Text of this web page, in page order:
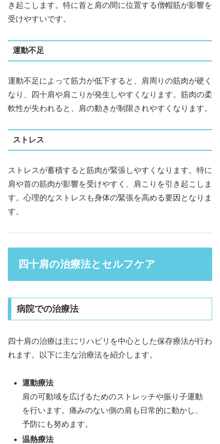
き起こします。特に首と肩の間に位置する僧帽筋が影響を
受けやすいです。
運動不足
運動不足によって筋力が低下すると、肩周りの筋肉が硬く
なり、四十肩や肩こりが発生しやすくなります。筋肉の柔
軟性が失われると、肩の動きが制限されやすくなります。
ストレス
ストレスが蓄積すると筋肉が緊張しやすくなります。特に
肩や首の筋肉が影響を受けやすく、肩こりを引き起こしま
す。心理的なストレスも身体の緊張を高める要因となりま
す。
四十肩の治療法とセルフケア
病院での治療法
四十肩の治療は主にリハビリを中心とした保存療法が行わ
れます。以下に主な治療法を紹介します。
運動療法
肩の可動域を広げるためのストレッチや振り子運動
を行います。痛みのない側の肩も日常的に動かし、
予防にも努めます。
温熱療法